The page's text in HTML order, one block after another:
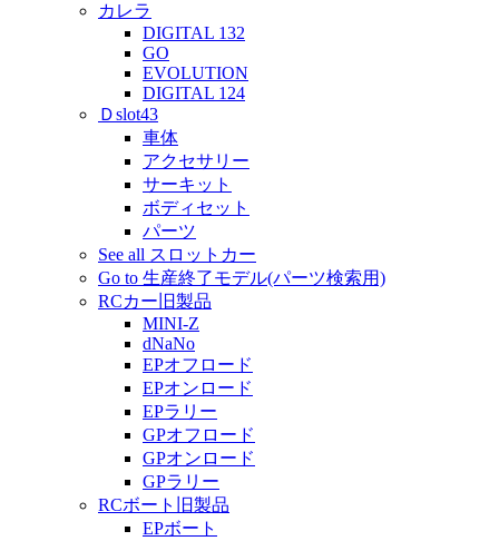
カレラ
DIGITAL 132
GO
EVOLUTION
DIGITAL 124
Ｄslot43
車体
アクセサリー
サーキット
ボディセット
パーツ
See all スロットカー
Go to 生産終了モデル(パーツ検索用)
RCカー旧製品
MINI-Z
dNaNo
EPオフロード
EPオンロード
EPラリー
GPオフロード
GPオンロード
GPラリー
RCボート旧製品
EPボート